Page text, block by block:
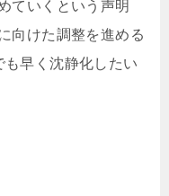
ていくという声明
向けた調整を進める
早く沈静化したい